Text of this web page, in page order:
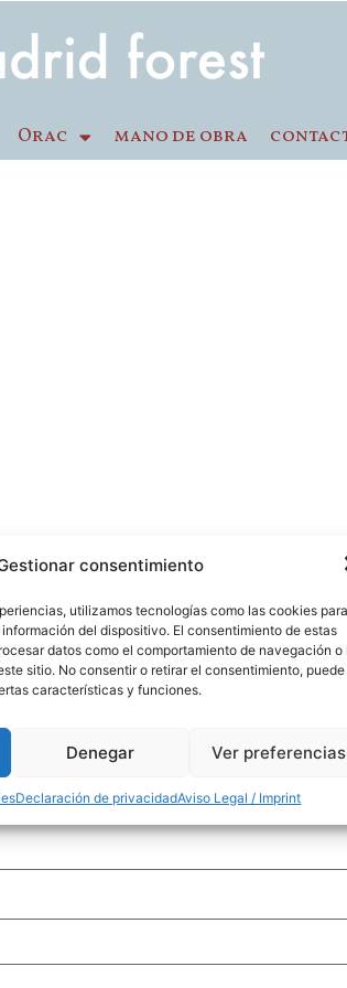
consentimiento
utilizamos tecnologías como las cookies para
del dispositivo. El consentimiento de estas
datos como el comportamiento de navegación o
sitio. No consentir o retirar el consentimiento, puede
características y funciones.
Denegar Ver preferencias
Declaración de privacidadAviso Legal / Imprint
Orac mano de obra